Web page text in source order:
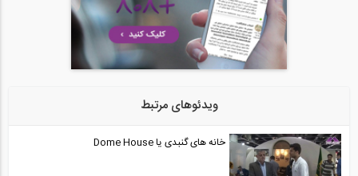
ویدئوهای مرتبط
خانه های گنبدی یا Dome House